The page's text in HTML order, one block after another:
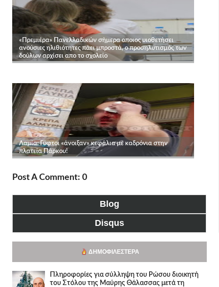
Post A Comment: 0
Blog
Disqus
ΔΗΜΟΦΙΛΈΣΤΕΡΑ
Πληροφορίες για σύλληψη του Ρώσου διοικητή
του Στόλου της Mαύρης Θάλασσας μετά τη